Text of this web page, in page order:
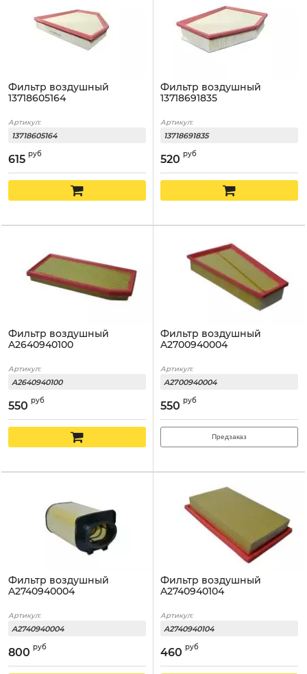
Фильтр воздушный
13718605164
Артикул:
13718605164
615 руб
Фильтр воздушный
13718691835
Артикул:
13718691835
520 руб
Фильтр воздушный
A2640940100
Артикул:
A2640940100
550 руб
Фильтр воздушный
A2700940004
Артикул:
A2700940004
550 руб
Предзаказ
Фильтр воздушный
A2740940004
Артикул:
A2740940004
800 руб
Фильтр воздушный
A2740940104
Артикул:
A2740940104
460 руб